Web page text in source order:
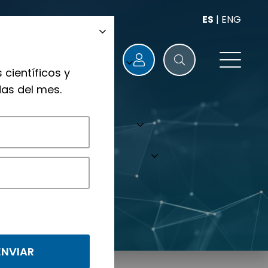
ES | ENG
científicos y
del mes.